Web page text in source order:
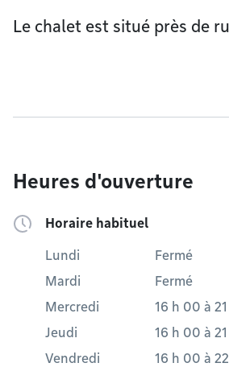
Le chalet est situé près de
Heures d'ouverture
Horaire habituel
Lundi
Fermé
Mardi
Fermé
Mercredi
16 h 00 à
Jeudi
16 h 00 à
Vendredi
16 h 00 à